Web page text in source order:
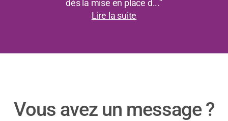
dès la mise en place d...”
Lire la suite
Vous avez un message ?